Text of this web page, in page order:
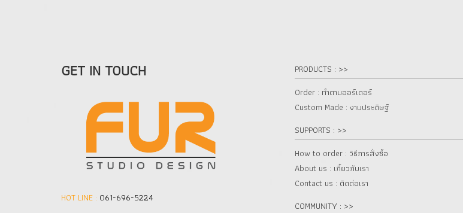
GET IN TOUCH
HOT LINE : 061-696-5224
PRODUCTS : >>
Order : ทำตามออร์เดอร์
Custom Made : งานประดิษฐ์
SUPPORTS : >>
How to order : วิธีการสั่งซื้อ
About us : เกี๋ยวกับเรา
Contact us : ติดต่อเรา
COMMUNITY : >>